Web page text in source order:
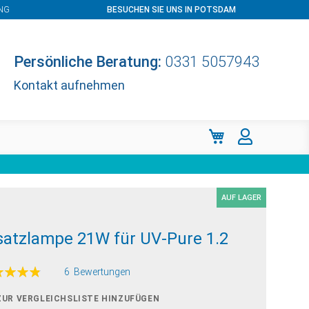
BESUCHEN SIE UNS IN POTSDAM
Persönliche Beratung: 0331 5057943
Kontakt aufnehmen
Mein Warenkorb
AUF LAGER
21W für UV-Pure 1.2
6 Bewertungen
VERGLEICHSLISTE HINZUFÜGEN